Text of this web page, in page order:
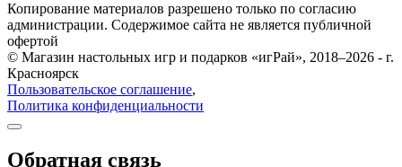
Копирование материалов разрешено только по согласию
администрации. Содержимое сайта не является публичной
офертой
© Магазин настольных игр и подарков «игРай», 2018–2026 - г.
Красноярск
Пользовательское соглашение,
Политика конфиденциальности
Обратная связь